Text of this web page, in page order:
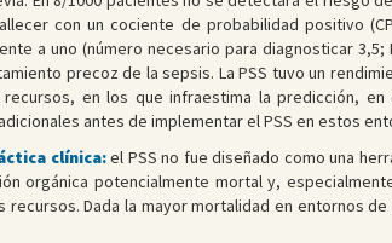
con un cociente de probabilidad positivo
a uno (número necesario para diagnosticar
precoz de la sepsis. La PSS tuvo un
en los que infraestima la predicción,
antes de implementar el PSS en estos
clínica:el PSS no fue diseñado como una
orgánica potencialmente mortal y,
Dada la mayor mortalidad en entornos